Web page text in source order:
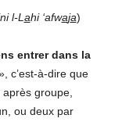
ni l-L ahi ‘afwaja)
entrer dans la
c’est-à-dire que
groupe,
ou deux par